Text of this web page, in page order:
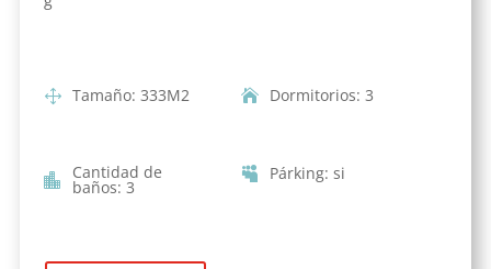
Tamaño: 333M2 Dormitorios: 3
Cantidad de
baños: 3
Párking: si